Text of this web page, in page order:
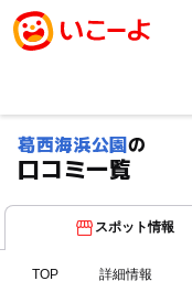
葛西海浜公園の
口コミ一覧
スポット情報
TOP 詳細情報